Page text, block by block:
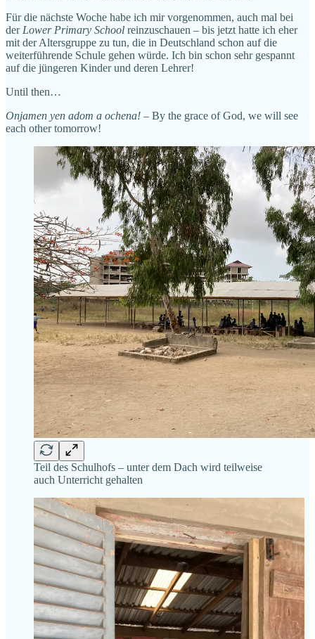
Für die nächste Woche habe ich mir vorgenommen, auch mal bei
der Lower Primary School reinzuschauen – bis jetzt hatte ich eher
mit der Altersgruppe zu tun, die in Deutschland schon auf die
weiterführende Schule gehen würde. Ich bin schon sehr gespannt
auf die jüngeren Kinder und deren Lehrer!
Until then…
Onjamen yen adom a ochena! – By the grace of God, we will see
each other tomorrow!
Teil des Schulhofs – unter dem Dach wird teilweise
auch Unterricht gehalten